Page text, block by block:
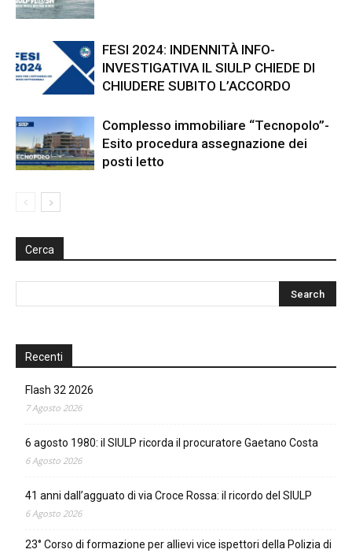
FESI 2024: INDENNITÀ INFO-
INVESTIGATIVA IL SIULP CHIEDE DI
CHIUDERE SUBITO L’ACCORDO
Complesso immobiliare “Tecnopolo”-
Esito procedura assegnazione dei
posti letto
Cerca
Recenti
Flash 32 2026
7 Agosto 2026
6 agosto 1980: il SIULP ricorda il procuratore Gaetano Costa
6 Agosto 2026
41 anni dall’agguato di via Croce Rossa: il ricordo del SIULP
6 Agosto 2026
23° Corso di formazione per allievi vice ispettori della Polizia di